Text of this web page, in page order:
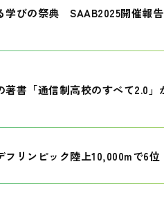
学びの祭典 SAAB2025開催報告
著書「通信制高校のすべて2.0」
フリンピック陸上10,000mで6位